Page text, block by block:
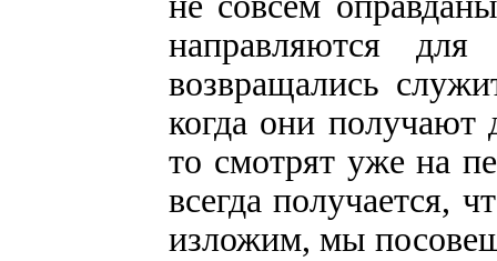
направляются
возвращались
когда они получают
то смотрят уже на
всегда получается,
изложим, мы